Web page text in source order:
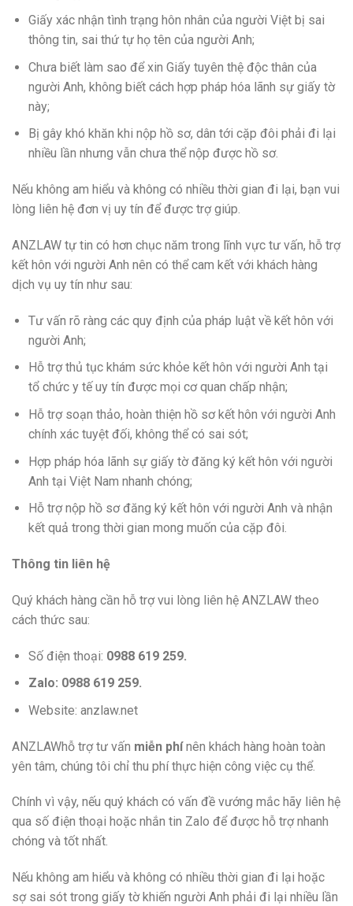
Giấy xác nhận tình trạng hôn nhân của người Việt bị sai
thông tin, sai thứ tự họ tên của người Anh;
Chưa biết làm sao để xin Giấy tuyên thệ độc thân của
người Anh, không biết cách hợp pháp hóa lãnh sự giấy tờ
này;
Bị gây khó khăn khi nộp hồ sơ, dân tới cặp đôi phải đi lại
nhiều lần nhưng vẫn chưa thể nộp được hồ sơ.
Nếu không am hiểu và không có nhiều thời gian đi lại, bạn vui
lòng liên hệ đơn vị uy tín để được trợ giúp.
ANZLAW tự tin có hơn chục năm trong lĩnh vực tư vấn, hỗ trợ
kết hôn với người Anh nên có thể cam kết với khách hàng
dịch vụ uy tín như sau:
Tư vấn rõ ràng các quy định của pháp luật về kết hôn với
người Anh;
Hỗ trợ thủ tục khám sức khỏe kết hôn với người Anh tại
tổ chức y tế uy tín được mọi cơ quan chấp nhận;
Hỗ trợ soạn thảo, hoàn thiện hồ sơ kết hôn với người Anh
chính xác tuyệt đối, không thể có sai sót;
Hợp pháp hóa lãnh sự giấy tờ đăng ký kết hôn với người
Anh tại Việt Nam nhanh chóng;
Hỗ trợ nộp hồ sơ đăng ký kết hôn với người Anh và nhận
kết quả trong thời gian mong muốn của cặp đôi.
Thông tin liên hệ
Quý khách hàng cần hỗ trợ vui lòng liên hệ ANZLAW theo
cách thức sau:
Số điện thoại: 0988 619 259.
Zalo: 0988 619 259.
Website: anzlaw.net
ANZLAWhỗ trợ tư vấn miễn phínên khách hàng hoàn toàn
yên tâm, chúng tôi chỉ thu phí thực hiện công việc cụ thể.
Chính vì vậy, nếu quý khách có vấn đề vướng mắc hãy liên hệ
qua số điện thoại hoặc nhắn tin Zalo để được hỗ trợ nhanh
chóng và tốt nhất.
Nếu không am hiểu và không có nhiều thời gian đi lại hoặc
sợ sai sót trong giấy tờ khiến người Anh phải đi lại nhiều lần